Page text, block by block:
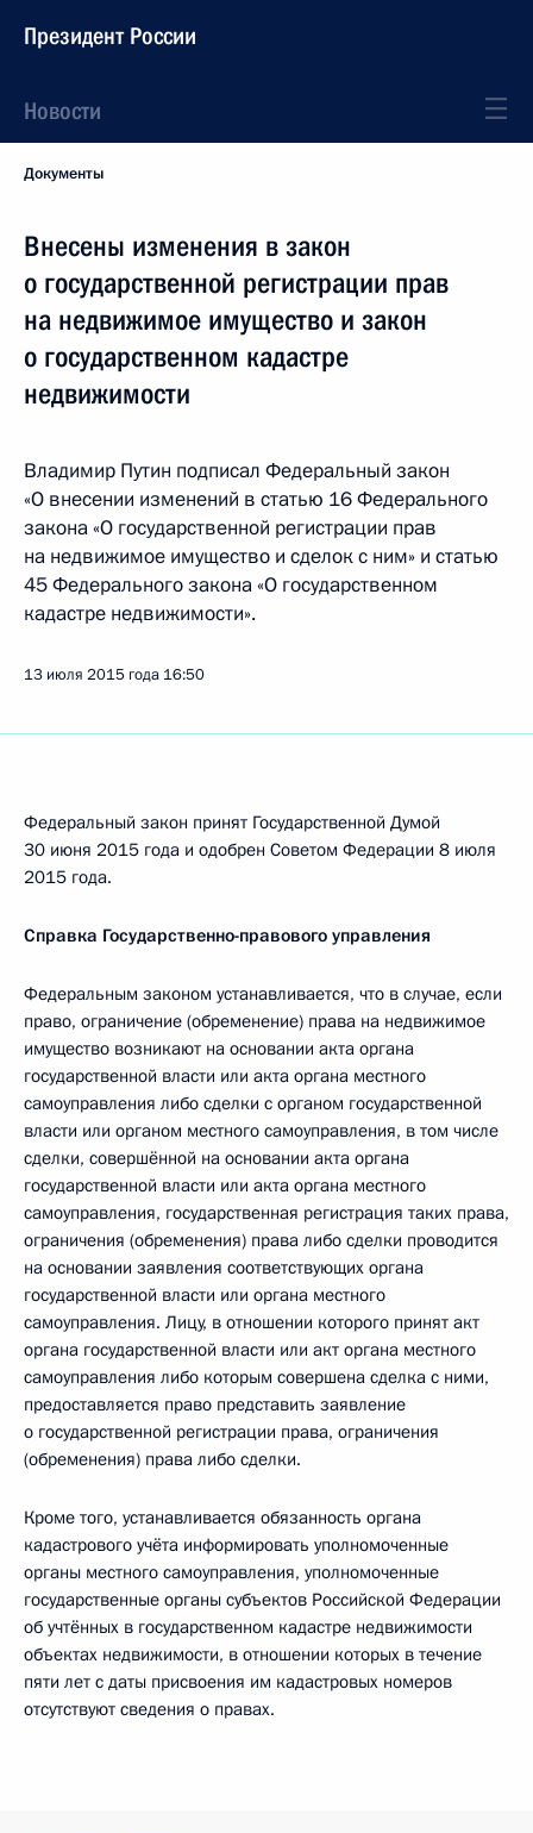
Президент России
Новости
Документы
Внесены изменения в закон
о государственной регистрации прав
на недвижимое имущество и закон
о государственном кадастре
недвижимости
Владимир Путин подписал Федеральный закон
«О внесении изменений в статью 16 Федерального
закона «О государственной регистрации прав
на недвижимое имущество и сделок с ним» и статью
45 Федерального закона «О государственном
кадастре недвижимости».
13 июля 2015 года 16:50
Федеральный закон принят Государственной Думой
30 июня 2015 года и одобрен Советом Федерации 8 июля
2015 года.
Справка Государственно-правового управления
Федеральным законом устанавливается, что в случае, если
право, ограничение (обременение) права на недвижимое
имущество возникают на основании акта органа
государственной власти или акта органа местного
самоуправления либо сделки с органом государственной
власти или органом местного самоуправления, в том числе
сделки, совершённой на основании акта органа
государственной власти или акта органа местного
самоуправления, государственная регистрация таких права,
ограничения (обременения) права либо сделки проводится
на основании заявления соответствующих органа
государственной власти или органа местного
самоуправления. Лицу, в отношении которого принят акт
органа государственной власти или акт органа местного
самоуправления либо которым совершена сделка с ними,
предоставляется право представить заявление
о государственной регистрации права, ограничения
(обременения) права либо сделки.
Кроме того, устанавливается обязанность органа
кадастрового учёта информировать уполномоченные
органы местного самоуправления, уполномоченные
государственные органы субъектов Российской Федерации
об учтённых в государственном кадастре недвижимости
объектах недвижимости, в отношении которых в течение
пяти лет с даты присвоения им кадастровых номеров
отсутствуют сведения о правах.